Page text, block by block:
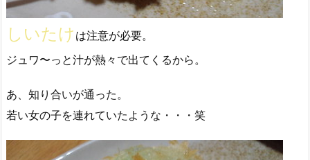
しいたけ は注意が必要。
ジュワ〜っと汁が熱々で出てくるから。
あ、知り合いが通った。
若い女の子を連れていたような・・・笑